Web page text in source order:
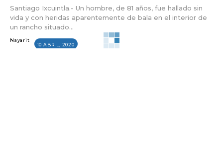
Santiago Ixcuintla.- Un hombre, de 81 años, fue hallado sin
vida y con heridas aparentemente de bala en el interior de
un rancho situado...
Nayarit
10 ABRIL, 2020